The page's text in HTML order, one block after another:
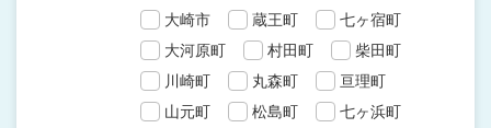
大崎市
蔵王町
七ヶ宿町
大河原町
村田町
柴田町
川崎町
丸森町
亘理町
山元町
松島町 七ヶ浜町